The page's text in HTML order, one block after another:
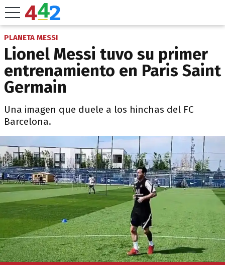
PLANETA MESSI
Lionel Messi tuvo su primer
entrenamiento en Paris Saint
Germain
Una imagen que duele a los hinchas del FC
Barcelona.